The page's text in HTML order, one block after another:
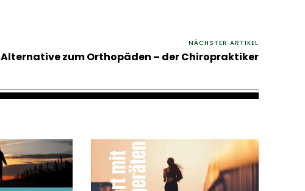
NÄCHSTER ARTIKEL
Alternative zum Orthopäden – der Chiropraktiker